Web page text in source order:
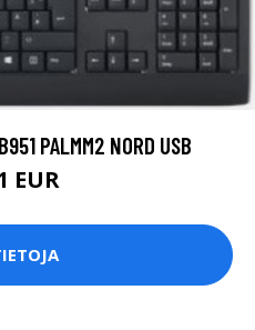
PALMM2 NORD USB
EUR